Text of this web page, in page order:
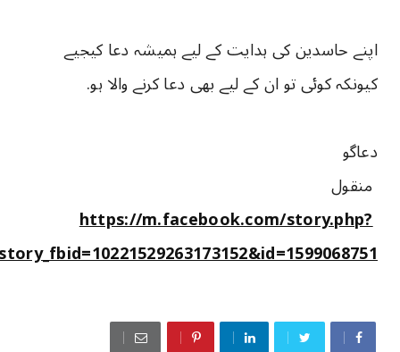
اپنے حاسدین کی ہدایت کے لیے ہمیشہ دعا کیجیے
کیونکہ کوئی تو ان کے لیے بھی دعا کرنے والا ہو.
دعاگو
منقول
https://m.facebook.com/story.php?